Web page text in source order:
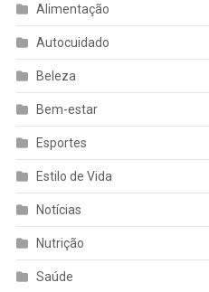
Alimentação
Autocuidado
Beleza
Bem-estar
Esportes
Estilo de Vida
Notícias
Nutrição
Saúde